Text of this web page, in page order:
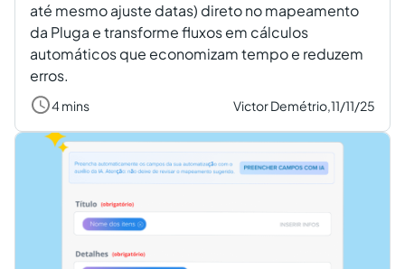
até mesmo ajuste datas) direto no mapeamento
da Pluga e transforme fluxos em cálculos
automáticos que economizam tempo e reduzem
erros.
4 mins Victor Demétrio,11/11/25